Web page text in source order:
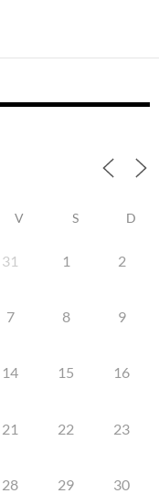
V S D
31 1 2
7 8 9
14 15 16
21 22 23
28 29 30